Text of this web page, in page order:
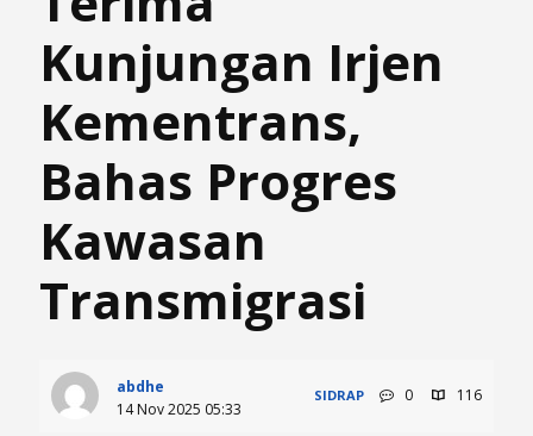
Kunjungan Irjen
Kementrans,
Bahas Progres
Kawasan
Transmigrasi
abdhe
14 Nov 2025 05:33
SIDRAP 0 116